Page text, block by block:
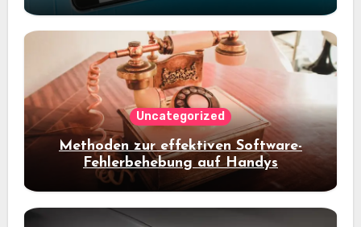
Uncategorized
Methoden zur effektiven Software-
Fehlerbehebung auf Handys